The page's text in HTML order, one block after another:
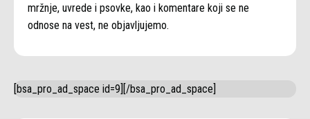
mržnje, uvrede i psovke, kao i komentare koji se ne
odnose na vest, ne objavljujemo.
[bsa_pro_ad_space id=9][/bsa_pro_ad_space]